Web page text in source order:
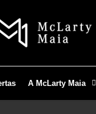
A McLarty Maia